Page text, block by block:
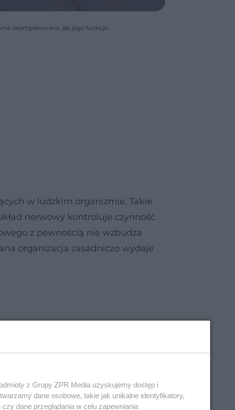
skomplikowana, jak jego funkcje.
w ludzkim organizmie. Takie
nerwowy kontroluje czynność
z pewnością nie wzbudza
organizacja zasadniczo wydaje
z Grupy ZPR Media uzyskujemy dostęp i
dane osobowe, takie jak unikalne identyfikatory,
dane przeglądania w celu zapewniania